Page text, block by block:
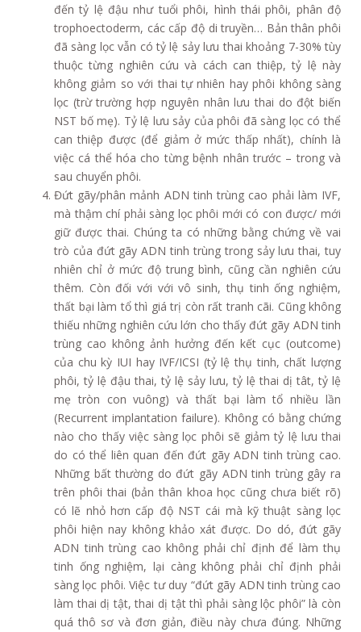
đến tỷ lệ đậu như tuổi phôi, hình thái phôi, phân độ
trophoectoderm, các cấp độ di truyền… Bản thân phôi
đã sàng lọc vẫn có tỷ lệ sảy lưu thai khoảng 7-30% tùy
thuộc từng nghiên cứu và cách can thiệp, tỷ lệ này
không giảm so với thai tự nhiên hay phôi không sàng
lọc (trừ trường hợp nguyên nhân lưu thai do đột biến
NST bố mẹ). Tỷ lệ lưu sảy của phôi đã sàng lọc có thể
can thiệp được (để giảm ở mức thấp nhất), chính là
việc cá thể hóa cho từng bệnh nhân trước – trong và
sau chuyển phôi.
Đứt gãy/phân mảnh ADN tinh trùng cao phải làm IVF,
mà thậm chí phải sàng lọc phôi mới có con được/ mới
giữ được thai. Chúng ta có những bằng chứng về vai
trò của đứt gãy ADN tinh trùng trong sảy lưu thai, tuy
nhiên chỉ ở mức độ trung bình, cũng cần nghiên cứu
thêm. Còn đối với với vô sinh, thụ tinh ống nghiệm,
thất bại làm tổ thì giá trị còn rất tranh cãi. Cũng không
thiếu những nghiên cứu lớn cho thấy đứt gãy ADN tinh
trùng cao không ảnh hưởng đến kết cục (outcome)
của chu kỳ IUI hay IVF/ICSI (tỷ lệ thụ tinh, chất lượng
phôi, tỷ lệ đậu thai, tỷ lệ sảy lưu, tỷ lệ thai dị tât, tỷ lệ
mẹ tròn con vuông) và thất bại làm tổ nhiều lần
(Recurrent implantation failure). Không có bằng chứng
nào cho thấy việc sàng lọc phôi sẽ giảm tỷ lệ lưu thai
do có thể liên quan đến đứt gãy ADN tinh trùng cao.
Những bất thường do đứt gãy ADN tinh trùng gây ra
trên phôi thai (bản thân khoa học cũng chưa biết rõ)
có lẽ nhỏ hơn cấp độ NST cái mà kỹ thuật sàng lọc
phôi hiện nay không khảo xát được. Do dó, đứt gãy
ADN tinh trùng cao không phải chỉ định để làm thụ
tinh ống nghiệm, lại càng không phải chỉ định phải
sàng lọc phôi. Việc tư duy “đứt gãy ADN tinh trùng cao
làm thai dị tật, thai dị tật thì phải sàng lộc phôi” là còn
quá thô sơ và đơn giản, điều này chưa đúng. Những